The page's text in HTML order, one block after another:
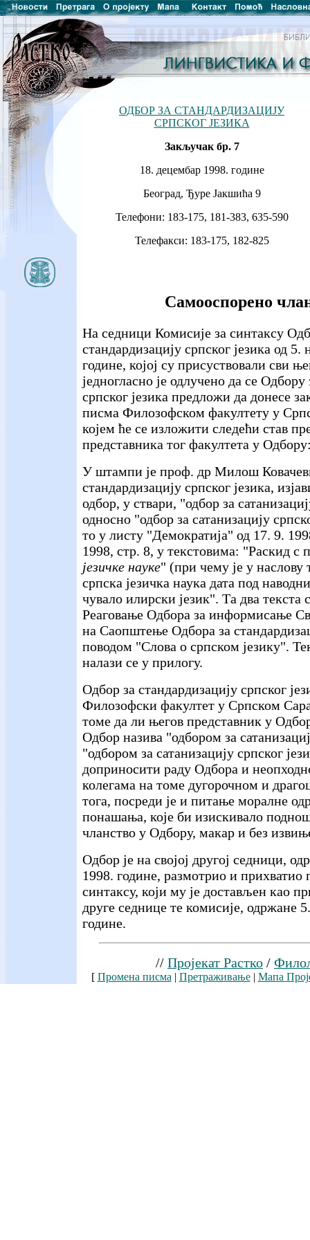
ОДБОР ЗА СТАНДАРДИЗАЦИЈУ
СРПСКОГ ЈЕЗИКА
Закључак бр. 7
18. децембар 1998. године
Београд, Ђуре Јакшића 9
Телефони: 183-175, 181-383, 635-590
Телефакси: 183-175, 182-825
Самооспорено
На седници Комисије за синтаксу
стандардизацију српског језика од 5.
године, којој су присуствовали сви
једногласно је одлучено да се Одбору
српског језика предложи да донесе
писма Филозофском факултету у
којем ће се изложити следећи став
представника тог факултета у
У штампи је проф. др Милош
стандардизацију српског језика,
одбор, у ствари, "одбор за
односно "одбор за сатанизацију
то у листу "Демократија" од 17. 9.
1998, стр. 8, у текстовима: "Раскид
језичке науке" (при чему је у наслову
српска језичка наука дата под
чувало илирски језик". Та два текста
Реаговање Одбора за информисање
на Саопштење Одбора за
поводом "Слова о српском језику".
налази се у прилогу.
Одбор за стандардизацију српског
Филозофски факултет у Српском
томе да ли његов представник у
Одбор назива "одбором за
"одбором за сатанизацију српског
доприносити раду Одбора и
колегама на томе дугорочном и
тога, посреди је и питање моралне
понашања, које би изискивало
чланство у Одбору, макар и без
Одбор је на својој другој седници,
1998. године, размотрио и прихватио
синтаксу, који му је достављен као
друге седнице те комисије, одржане
године.
// Пројекат Растко /
[ Промена писма| Претраживање| Мапа